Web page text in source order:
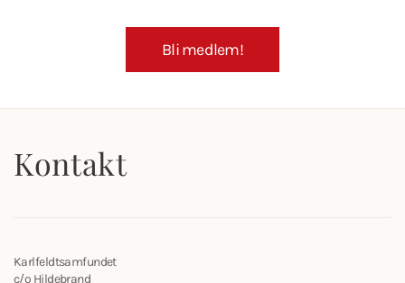
Bli medlem!
Kontakt
Karlfeldtsamfundet
c/o Hildebrand